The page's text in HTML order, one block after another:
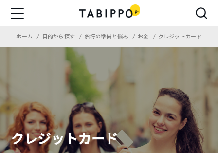
ホーム 目的から探す 旅行の準備と悩み お金 クレジットカード
クレジットカード